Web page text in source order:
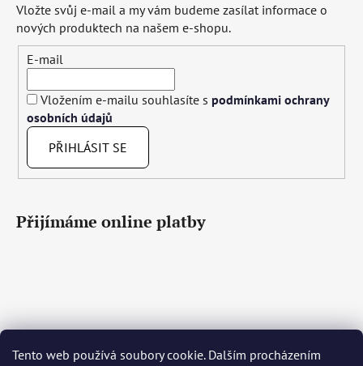
Tento web používá soubory cookie. Dalším procházením
Vložte svůj e-mail a my vám budeme zasílat informace o
nových produktech na našem e-shopu.
E-mail
Vložením e-mailu souhlasíte s podmínkami ochrany
osobních údajů
PŘIHLÁSIT SE
Přijímáme online platby
Čeština Slovenčina English Deutsch Magyar